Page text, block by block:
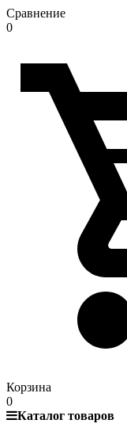
Сравнение
0
Корзина
0
Каталог товаров